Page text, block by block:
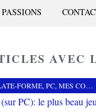
AVEC
FORME, PC, MES COUPS DE COEUR